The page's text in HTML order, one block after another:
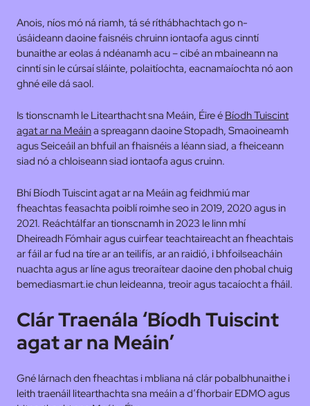
Anois, níos mó ná riamh, tá sé ríthábhachtach go n-
úsáideann daoine faisnéis chruinn iontaofa agus cinntí
bunaithe ar eolas á ndéanamh acu – cibé an mbaineann na
cinntí sin le cúrsaí sláinte, polaitíochta, eacnamaíochta nó aon
ghné eile dá saol.
Is tionscnamh le Litearthacht sna Meáin, Éire é Bíodh Tuiscint
agat ar na Meáina spreagann daoine Stopadh, Smaoineamh
agus Seiceáil an bhfuil an fhaisnéis a léann siad, a fheiceann
siad nó a chloiseann siad iontaofa agus cruinn.
Bhí Bíodh Tuiscint agat ar na Meáin ag feidhmiú mar
fheachtas feasachta poiblí roimhe seo in 2019, 2020 agus in
2021. Reáchtálfar an tionscnamh in 2023 le linn mhí
Dheireadh Fómhair agus cuirfear teachtaireacht an fheachtais
ar fáil ar fud na tíre ar an teilifís, ar an raidió, i bhfoilseacháin
nuachta agus ar líne agus treoraítear daoine den phobal chuig
bemediasmart.ie chun leideanna, treoir agus tacaíocht a fháil.
Clár Traenála ‘Bíodh Tuiscint
agat ar na Meáin’
Gné lárnach den fheachtas i mbliana ná clár pobalbhunaithe i
leith traenáil litearthachta sna meáin a d’fhorbair EDMO agus